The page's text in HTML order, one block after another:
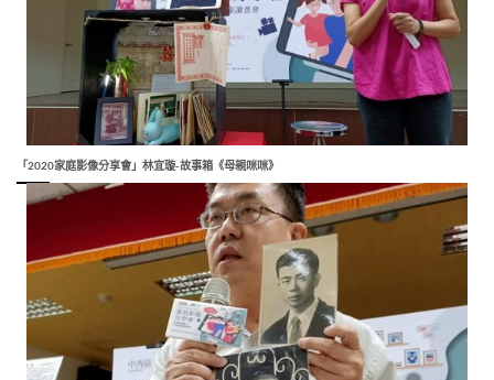
「2020家庭影像分享會」林宜璇-故事箱《母親咪咪》